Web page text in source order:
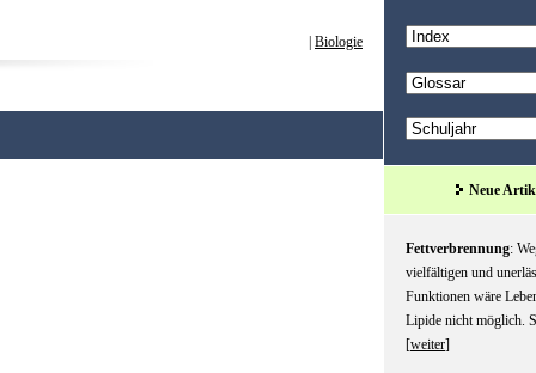
Biologie
Neue
Fettverbrennung:
vielfältigen und
Funktionen wäre
Lipide nicht möglich.
[weiter]